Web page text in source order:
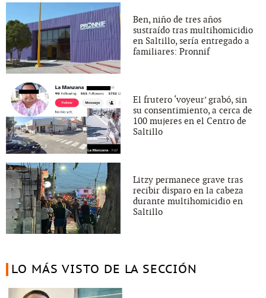
Ben, niño de tres años
sustraído tras multihomicidio
en Saltillo, sería entregado a
familiares: Pronnif
El frutero ‘voyeur’ grabó, sin
su consentimiento, a cerca de
100 mujeres en el Centro de
Saltillo
Litzy permanece grave tras
recibir disparo en la cabeza
durante multihomicidio en
Saltillo
LO MÁS VISTO DE LA SECCIÓN